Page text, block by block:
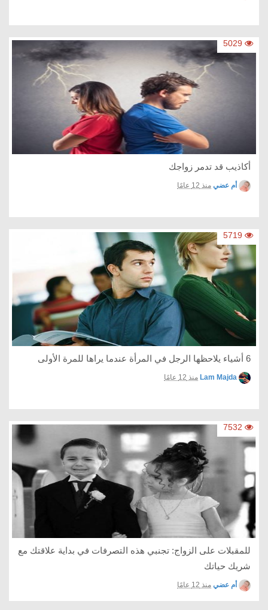
5029
أكاذيب قد تدمر زواجك
أم عضي منذ 12 عامًا
5719
Lam Majda منذ 12 عامًا
7532
للمقبلات على الزواج: تجنبي هذه التصرفات في بداية علاقتك مع
شريك حياتك
أم عضي منذ 12 عامًا